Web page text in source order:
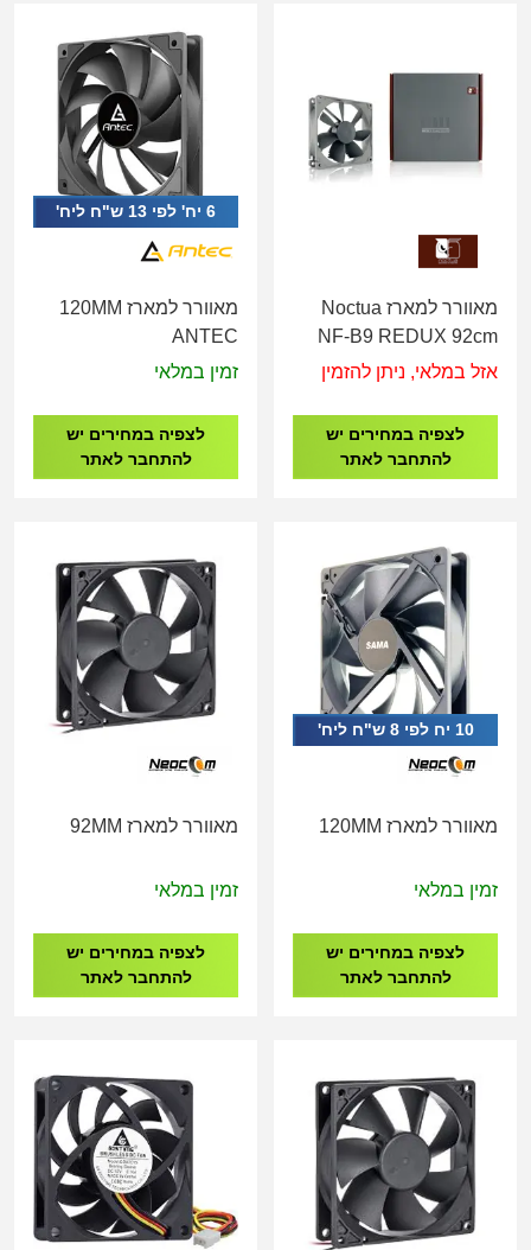
מאוורר למארז Noctua
NF-B9 REDUX 92cm
Fan 1600RPM PWM
אזל במלאי, ניתן להזמין
לצפיה במחירים יש
להתחבר לאתר
6 יח' לפי 13 ש"ח ליח'
מאוורר למארז 120MM
ANTEC
זמין במלאי
לצפיה במחירים יש
להתחבר לאתר
10 יח לפי 8 ש"ח ליח'
מאוורר למארז 120MM
זמין במלאי
לצפיה במחירים יש
להתחבר לאתר
מאוורר למארז 92MM
זמין במלאי
לצפיה במחירים יש
להתחבר לאתר